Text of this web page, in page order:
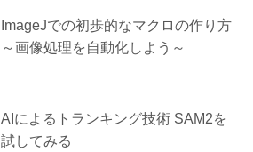
ImageJでの初歩的なマクロの作り方
～画像処理を自動化しよう～
AIによるトランキング技術 SAM2を
試してみる